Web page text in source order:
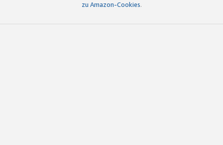
zu Amazon-Cookies.